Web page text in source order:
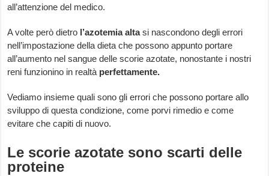
all’attenzione del medico.
A volte però dietro l’azotemia altasi nascondono degli errori
nell’impostazione della dieta che possono appunto portare
all’aumento nel sangue delle scorie azotate, nonostante i nostri
reni funzionino in realtà perfettamente.
Vediamo insieme quali sono gli errori che possono portare allo
sviluppo di questa condizione, come porvi rimedio e come
evitare che capiti di nuovo.
Le scorie azotate sono scarti delle
proteine